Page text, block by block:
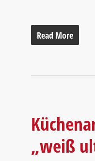
Read More
„weiß